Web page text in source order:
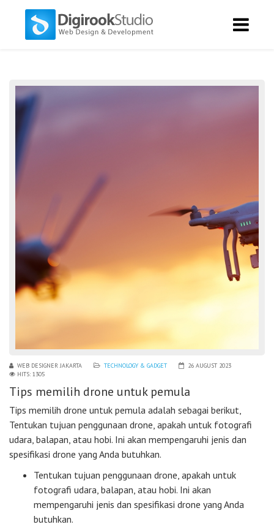
WEB DESIGNER JAKARTA TECHNOLOGY & GADGET
26 AUGUST 2023
HITS: 1305
Tips memilih drone untuk pemula
Tips memilih drone untuk pemula adalah sebagai berikut,
Tentukan tujuan penggunaan drone, apakah untuk fotografi
udara, balapan, atau hobi. Ini akan mempengaruhi jenis dan
spesifikasi drone yang Anda butuhkan.
Tentukan tujuan penggunaan drone, apakah untuk
fotografi udara, balapan, atau hobi. Ini akan
mempengaruhi jenis dan spesifikasi drone yang Anda
butuhkan.